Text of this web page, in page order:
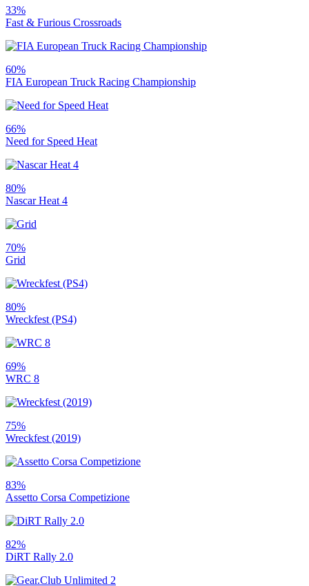
33%
Fast & Furious Crossroads
60%
FIA European Truck Racing Championship
66%
Need for Speed Heat
80%
Nascar Heat 4
70%
Grid
80%
Wreckfest (PS4)
69%
WRC 8
75%
Wreckfest (2019)
83%
Assetto Corsa Competizione
82%
DiRT Rally 2.0